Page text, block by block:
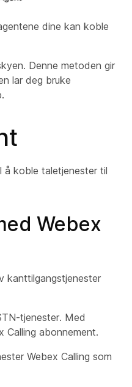
dine kan koble
Denne metoden gir
lar deg bruke
å koble taletjenester til
Webex
kanttilgangstjenester
tjenester. Med
Calling abonnement.
Webex Calling som